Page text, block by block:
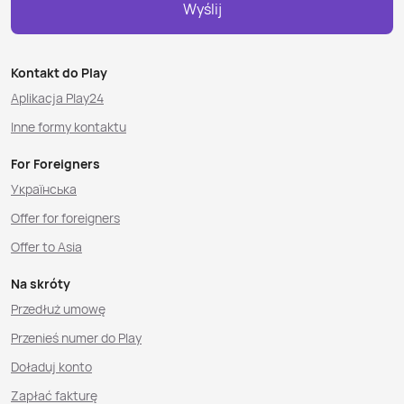
Wyślij
Kontakt do Play
Aplikacja Play24
Inne formy kontaktu
For Foreigners
Українська
Offer for foreigners
Offer to Asia
Na skróty
Przedłuż umowę
Przenieś numer do Play
Doładuj konto
Zapłać fakturę